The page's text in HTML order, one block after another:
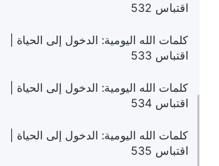
اقتباس 532
كلمات الله اليومية: الدخول إلى الحياة |
اقتباس 533
كلمات الله اليومية: الدخول إلى الحياة |
اقتباس 534
كلمات الله اليومية: الدخول إلى الحياة |
اقتباس 535